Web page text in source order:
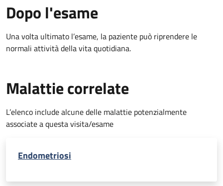
Dopo l'esame
Una volta ultimato l’esame, la paziente può riprendere le
normali attività della vita quotidiana.
Malattie correlate
L’elenco include alcune delle malattie potenzialmente
associate a questa visita/esame
Endometriosi